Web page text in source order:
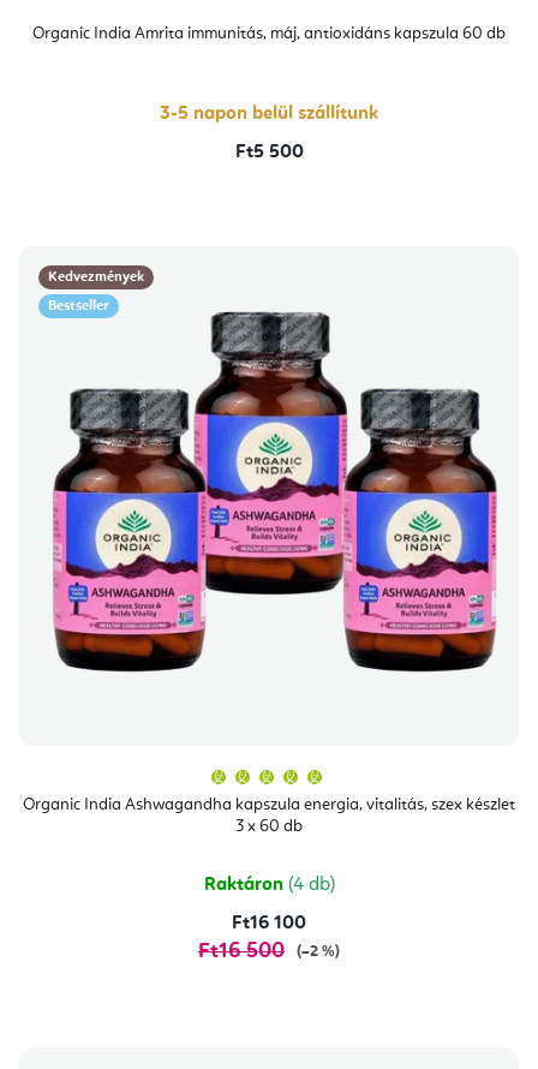
Organic India Amrita immunitás, máj, antioxidáns kapszula 60 db
3-5 napon belül szállítunk
Ft5 500
Kedvezmények
Bestseller
Organic India Ashwagandha kapszula energia, vitalitás, szex készlet
3 x 60 db
átlagos
értékelése
csillag.
Raktáron (4 db)
Ft16 100
Ft16 500 (–2 %)